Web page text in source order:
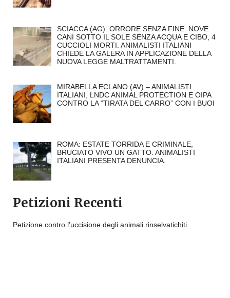
SCIACCA (AG): ORRORE SENZA FINE. NOVE
CANI SOTTO IL SOLE SENZA ACQUA E CIBO, 4
CUCCIOLI MORTI. ANIMALISTI ITALIANI
CHIEDE LA GALERA IN APPLICAZIONE DELLA
NUOVA LEGGE MALTRATTAMENTI.
MIRABELLA ECLANO (AV) – ANIMALISTI
ITALIANI, LNDC ANIMAL PROTECTION E OIPA
CONTRO LA “TIRATA DEL CARRO” CON I BUOI
ROMA: ESTATE TORRIDA E CRIMINALE,
BRUCIATO VIVO UN GATTO. ANIMALISTI
ITALIANI PRESENTA DENUNCIA.
Petizioni Recenti
Petizione contro l’uccisione degli animali rinselvatichiti